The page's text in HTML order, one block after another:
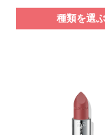
種類を選ぶ